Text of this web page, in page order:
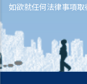
3. 我租住一個大廈單
向大廈管理處投訴，
有人，所以大廈公契
正確及我可以怎樣做？
4. 如果租客對鄰居造
如欲就任何法律事項